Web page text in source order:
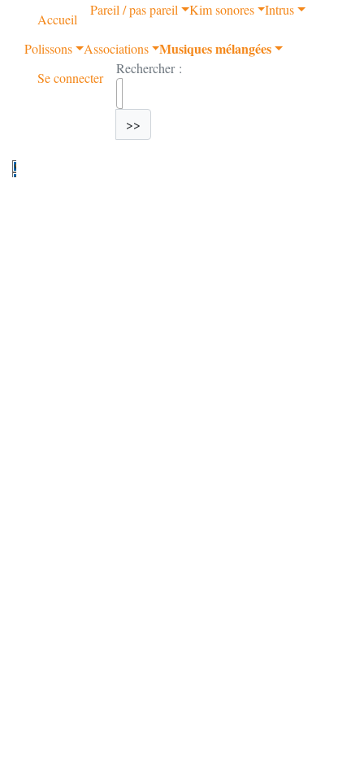
Accueil
Pareil / pas pareil Kim sonores Intrus
Polissons Associations Musiques mélangées
Se connecter
Rechercher :
>>